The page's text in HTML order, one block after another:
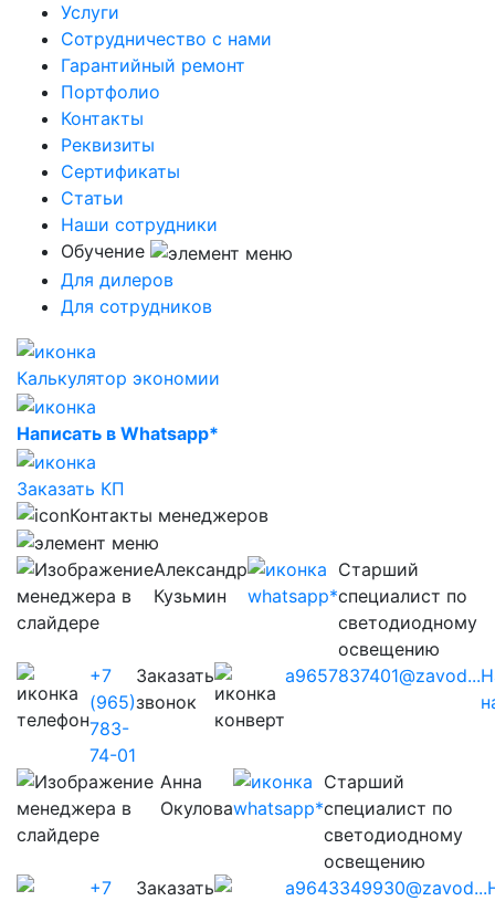
Услуги
Сотрудничество с нами
Гарантийный ремонт
Портфолио
Контакты
Реквизиты
Сертификаты
Статьи
Наши сотрудники
Обучение
Для дилеров
Для сотрудников
Калькулятор экономии
Написать в Whatsapp*
Заказать КП
Контакты менеджеров
Александр
Кузьмин
Старший
специалист по
светодиодному
освещению
+7
(965)
783-
74-01
Заказать
звонок
a9657837401@zavod...
Анна
Окулова
Старший
специалист по
светодиодному
освещению
+7
Заказать
a9643349930@zavod...